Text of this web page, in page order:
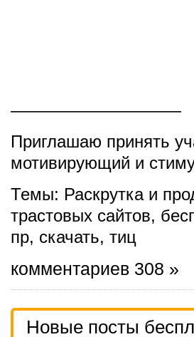
——————————
Приглашаю принять
мотивирующий и
Темы: Раскрутка и
трастовых сайтов,
пр, скачать, тиц
комментариев 308 »
Новые посты